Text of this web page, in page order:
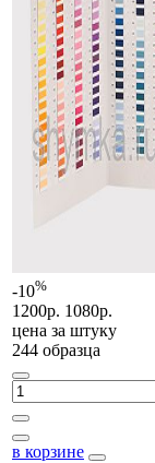
-10%
1200р. 1080р.
цена за штуку
244 образца
в корзине